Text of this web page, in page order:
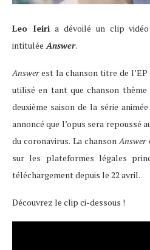
Leo Ieiria dévoilé un clip vidéo
intitulée Answer.
Answerest la chanson titre de
utilisé en tant que chanson
deuxième saison de la série
annoncé que l’opus sera repoussé
du coronavirus. La chansonAnswer
sur les plateformes légales
téléchargement depuis le 22 avril.
Découvrez le clip ci-dessous !